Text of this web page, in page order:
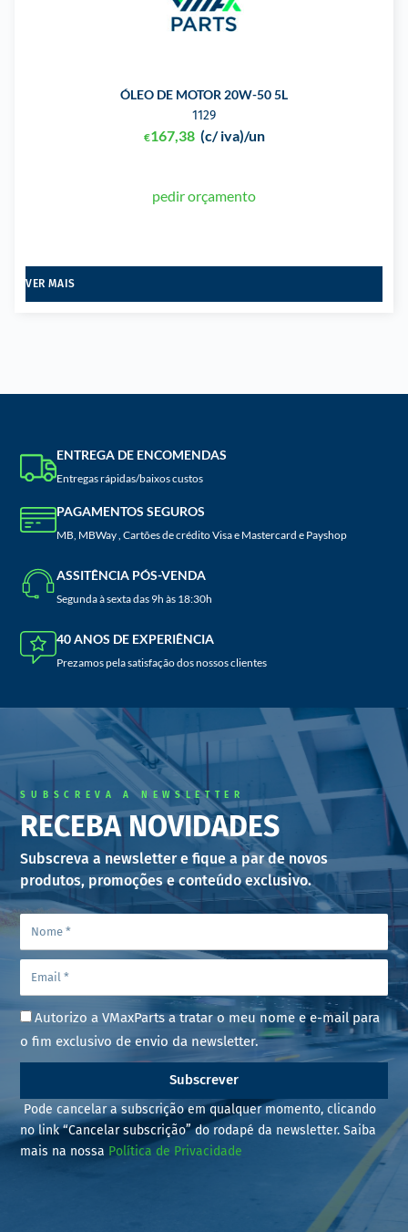
ÓLEO DE MOTOR 20W-50 5L
1129
€167,38 (c/ iva)/un
pedir orçamento
VER MAIS
ENTREGA DE ENCOMENDAS
Entregas rápidas/baixos custos
PAGAMENTOS SEGUROS
MB, MBWay , Cartões de crédito Visa e Mastercard e Payshop
ASSITÊNCIA PÓS-VENDA
Segunda à sexta das 9h às 18:30h
40 ANOS DE EXPERIÊNCIA
Prezamos pela satisfação dos nossos clientes
SUBSCREVA A NEWSLETTER
RECEBA NOVIDADES
Subscreva a newsletter e fique a par de novos
produtos, promoções e conteúdo exclusivo.
Autorizo a VMaxParts a tratar o meu nome e e-mail para
o fim exclusivo de envio da newsletter.
Subscrever
Pode cancelar a subscrição em qualquer momento, clicando
no link “Cancelar subscrição” do rodapé da newsletter. Saiba
mais na nossa Política de Privacidade